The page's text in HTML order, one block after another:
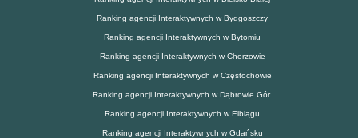
Ranking agencji Interaktywnych w Bydgoszczy
Ranking agencji Interaktywnych w Bytomiu
Ranking agencji Interaktywnych w Chorzowie
Ranking agencji Interaktywnych w Częstochowie
Ranking agencji Interaktywnych w Dąbrowie Gór.
Ranking agencji Interaktywnych w Elblągu
Ranking agencji Interaktywnych w Gdańsku